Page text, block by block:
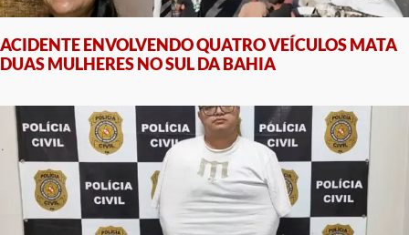
ACIDENTE ENVOLVENDO QUATRO VEÍCULOS MATA
DUAS MULHERES NO SUL DA BAHIA